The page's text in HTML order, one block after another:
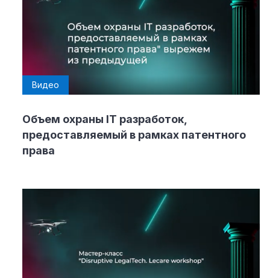
Видео
Объем охраны IT разработок,
предоставляемый в рамках патентного
права